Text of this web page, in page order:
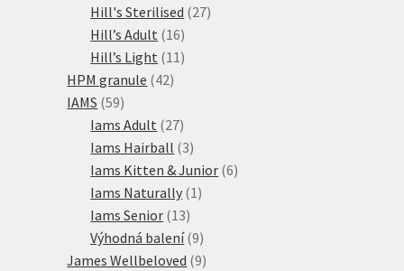
Hill's Sterilised 2727
Hill’s Adult 1616
produktů
Hill’s Light 11 11
HPM granule 4242
IAMS 5959
produktů
Iams Adult 2727
produktů
Iams Hairball 33
produkty
Iams Kitten & Junior 66
Iams Naturally 1 1
Iams Senior 1313
produktů
Výhodná balení 99
produktů
James Wellbeloved 99